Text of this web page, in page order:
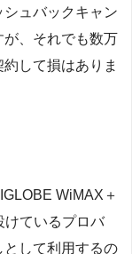
ュバックキャン
、それでも数万
して損はありま
WiMAX＋
けているプロバ
して利用するの